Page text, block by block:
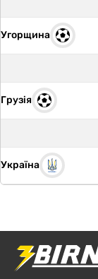
Угорщина
Грузія
Україна